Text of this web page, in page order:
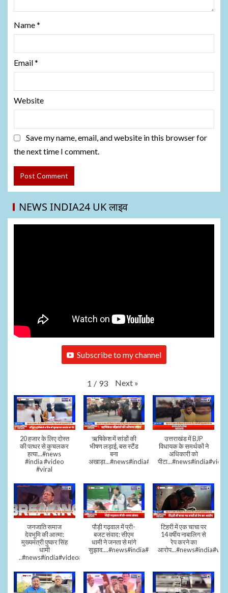
Name*
Email*
Website
Save my name, email, and website in this browser for
the next time I comment.
NEWS INDIA24 UK लाइव
Subscribe to my channel
1 / 93 Next »
20 हजार के लिए दोस्त
की पत्थर से कुचलकर
हत्या...#news
#india #video
#viral
ऋषिकेश में सांडों की
भीषण लड़ाई, बस स्टैंड
बना
अखाड़ा...#news#india#video#viral
उत्तराखंड में BJP
विधायक के समर्थकों ने
अधिकारी को
जनजाति समाज
देवभूमि की आत्मा:
मुख्यमंत्री पुष्कर सिंह
धामी
..#news#india#video#viral
पौड़ी गढ़वाल में प्री-
बजट संवाद: सीएम
धामी ने जनता से मांगे
सुझाव....#news#india#video#viral
टिहरी में एक चाचा पर
14 वर्षीय नाबालिग से
रेप करने का